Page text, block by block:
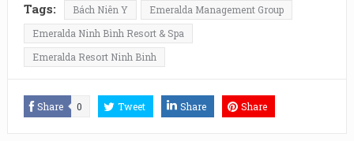
Tags:
Bách Niên Y
Emeralda Management Group
Emeralda Ninh Bình Resort & Spa
Emeralda Resort Ninh Binh
Share 0 Tweet Share Share